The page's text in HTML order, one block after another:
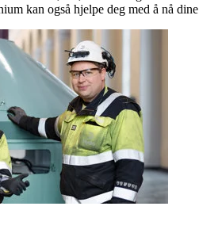
kan også hjelpe deg med å nå